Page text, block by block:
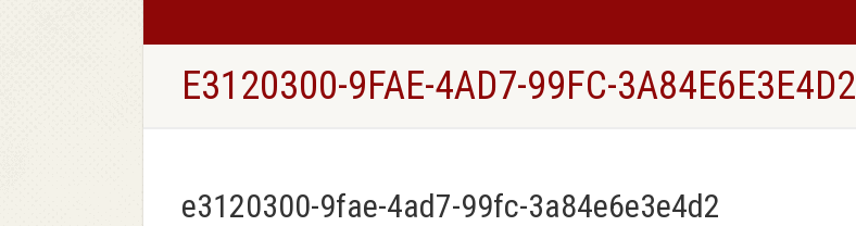
E3120300-9FAE-4AD7-99FC-3A84E6E3E4D2
e3120300-9fae-4ad7-99fc-3a84e6e3e4d2